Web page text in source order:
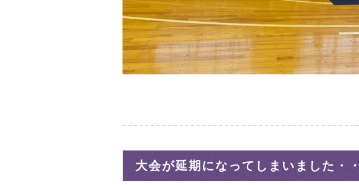
大会が延期になってしまいました・